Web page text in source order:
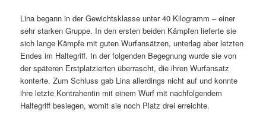
Lina begann in der Gewichtsklasse unter 40 Kilogramm – einer
sehr starken Gruppe. In den ersten beiden Kämpfen lieferte sie
sich lange Kämpfe mit guten Wurfansätzen, unterlag aber letzten
Endes im Haltegriff. In der folgenden Begegnung wurde sie von
der späteren Erstplatzierten überrascht, die ihren Wurfansatz
konterte. Zum Schluss gab Lina allerdings nicht auf und konnte
ihre letzte Kontrahentin mit einem Wurf mit nachfolgendem
Haltegriff besiegen, womit sie noch Platz drei erreichte.